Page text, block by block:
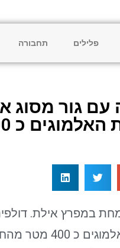
פלילים תחבורה
עם גור מסוג
כ 400 מטר מהחוף.
במפרץ אילת.
בשמורת